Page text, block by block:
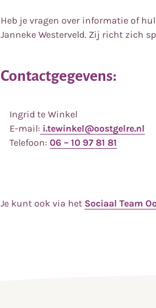
Heb je vragen over informatie of
Janneke Westerveld. Zij richt zich
Contactgegevens:
Ingrid te Winkel
E-mail: i.tewinkel@oostgelre.nl
Telefoon: 06 – 10 97 81 81
Je kunt ook via het Sociaal Team